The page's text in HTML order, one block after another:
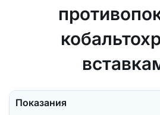
Показания